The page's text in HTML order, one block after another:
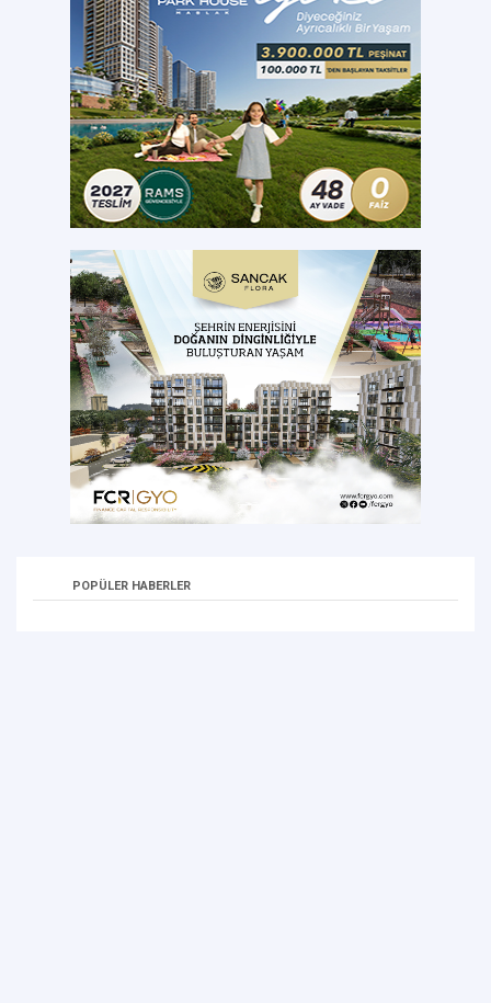
POPÜLER HABERLER